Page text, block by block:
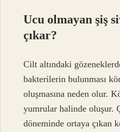
Ucu olmayan şiş
çıkar?
Cilt altındaki
bakterilerin bulunması
oluşmasına neden olur.
yumrular halinde oluşur.
döneminde ortaya çıkan